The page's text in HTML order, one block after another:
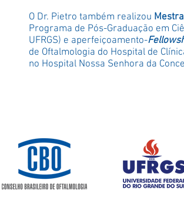
O Dr. Pietro também realizou
Programa de Pós-Graduação em
UFRGS) e aperfeiçoamento-
de Oftalmologia do Hospital de
no Hospital Nossa Senhora da